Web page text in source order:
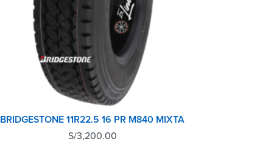
BRIDGESTONE 11R22.5 16 PR M840 MIXTA
S/3,200.00